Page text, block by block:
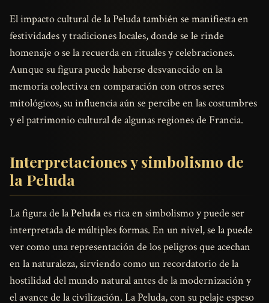
El impacto cultural de la Peluda también se manifiesta en
festividades y tradiciones locales, donde se le rinde
homenaje o se la recuerda en rituales y celebraciones.
Aunque su figura puede haberse desvanecido en la
memoria colectiva en comparación con otros seres
mitológicos, su influencia aún se percibe en las costumbres
y el patrimonio cultural de algunas regiones de Francia.
Interpretaciones y simbolismo de
la Peluda
La figura de laPeludaes rica en simbolismo y puede ser
interpretada de múltiples formas. En un nivel, se la puede
ver como una representación de los peligros que acechan
en la naturaleza, sirviendo como un recordatorio de la
hostilidad del mundo natural antes de la modernización y
el avance de la civilización. La Peluda, con su pelaje espeso